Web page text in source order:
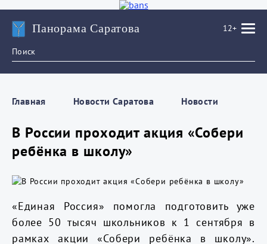
Панорама Саратова 12+
Главная Новости Саратова Новости
В России проходит акция «Собери
ребёнка в школу»
«Единая Россия» помогла подготовить уже
более 50 тысяч школьников к 1 сентября в
рамках акции «Собери ребёнка в школу».